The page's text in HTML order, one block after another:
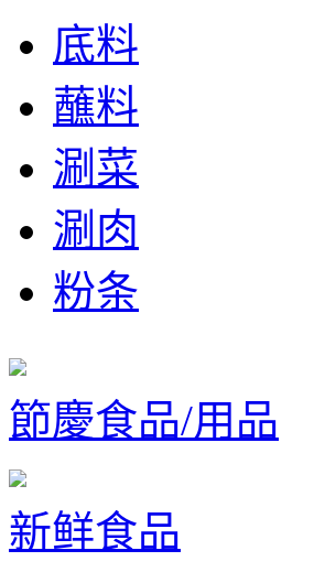
底料
蘸料
涮菜
涮肉
粉条
節慶食品/用品
新鲜食品